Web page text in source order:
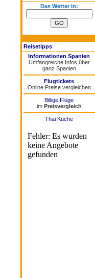
Das Wetter in:
Reisetipps
Informationen Spanien
Umfangreiche Infos über
ganz Spanien
Flugtickets
Online Preise vergleichen
Billige Flüge
im Preisvergleich
Thai Küche